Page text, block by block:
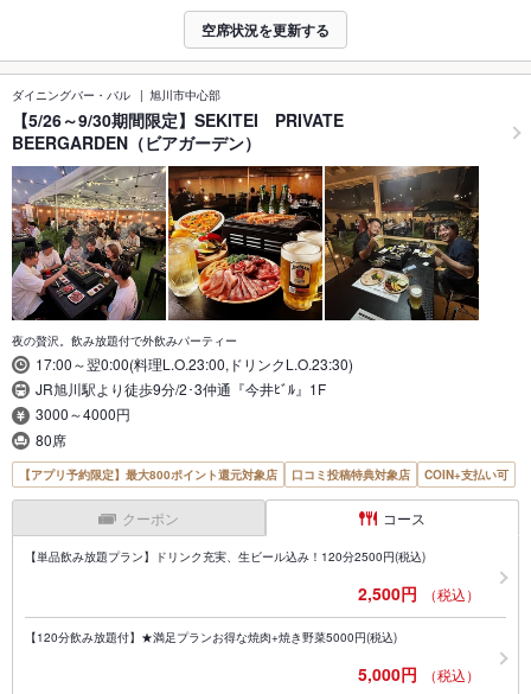
空席状況を更新する
ダイニングバー・バル 旭川市中心部
【5/26～9/30期間限定】SEKITEI PRIVATE
BEERGARDEN（ビアガーデン）
夜の贅沢。飲み放題付で外飲みパーティー
17:00～翌0:00(料理L.O.23:00,ドリンクL.O.23:30)
JR旭川駅より徒歩9分/2･3仲通『今井ﾋﾞﾙ』1F
3000～4000円
80席
【アプリ予約限定】最大800ポイント還元対象店 口コミ投稿特典対象店 COIN+支払い可
クーポン コース
【単品飲み放題プラン】ドリンク充実、生ビール込み！120分2500円(税込)
2,500円 （税込）
【120分飲み放題付】★満足プランお得な焼肉+焼き野菜5000円(税込)
5,000円 （税込）